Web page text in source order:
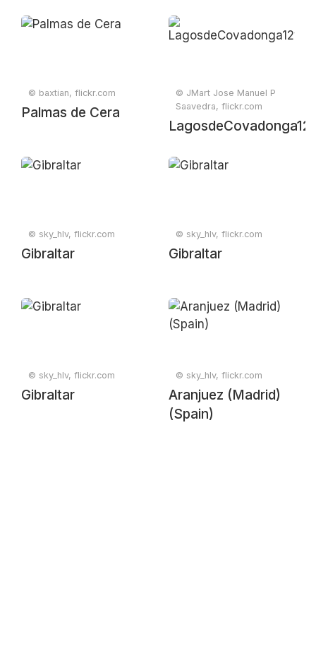
© baxtian, flickr.com
Palmas de Cera
© JMart Jose Manuel P
Saavedra, flickr.com
© sky_hlv, flickr.com
Gibraltar
© sky_hlv, flickr.com
Gibraltar
© sky_hlv, flickr.com
Gibraltar
© sky_hlv, flickr.com
Aranjuez (Madrid)
(Spain)